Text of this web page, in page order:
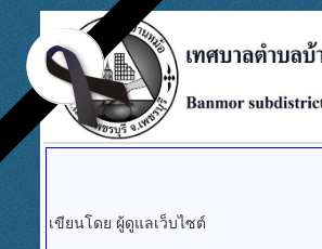
เขียนโดย ผู้ดูแลเว็บไซต์